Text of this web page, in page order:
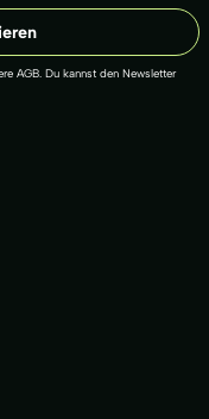
AGB. Du kannst den Newsletter